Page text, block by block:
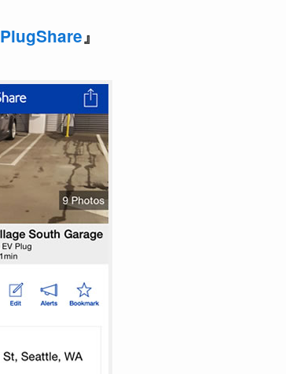
PlugShare』